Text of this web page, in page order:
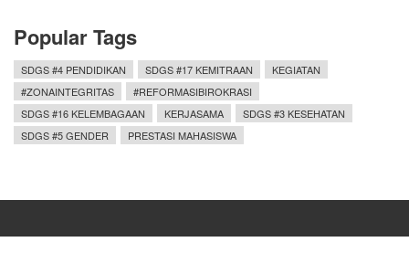
Popular Tags
SDGS #4 PENDIDIKAN SDGS #17 KEMITRAAN
KEGIATAN
#ZONAINTEGRITAS
#REFORMASIBIROKRASI
SDGS #16 KELEMBAGAAN
KERJASAMA
SDGS #3 KESEHATAN
SDGS #5 GENDER
PRESTASI MAHASISWA